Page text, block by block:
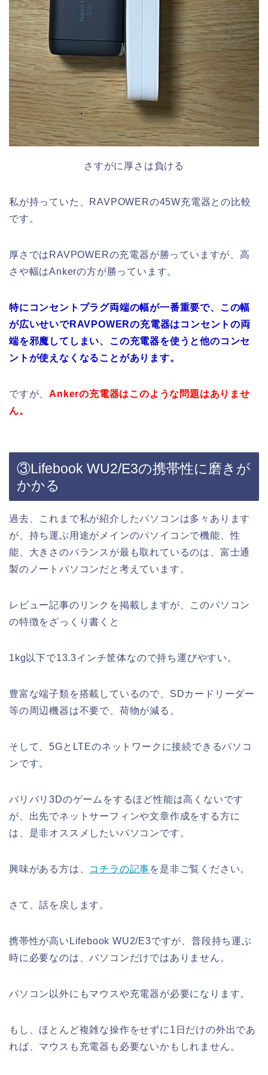
さすがに厚さは負ける
私が持っていた、RAVPOWERの45W充電器との比較
です。
厚さではRAVPOWERの充電器が勝っていますが、高
さや幅はAnkerの方が勝っています。
特にコンセントプラグ両端の幅が一番重要で、この幅
が広いせいでRAVPOWERの充電器はコンセントの両
端を邪魔してしまい、この充電器を使うと他のコンセ
ントが使えなくなることがあります。
ですが、Ankerの充電器はこのような問題はありませ
ん。
③Lifebook WU2/E3の携帯性に磨きが
かかる
過去、これまで私が紹介したパソコンは多々あります
が、持ち運ぶ用途がメインのパソイコンで機能、性
能、大きさのバランスが最も取れているのは、富士通
製のノートパソコンだと考えています。
レビュー記事のリンクを掲載しますが、このパソコン
の特徴をざっくり書くと
1kg以下で13.3インチ筐体なので持ち運びやすい。
豊富な端子類を搭載しているので、SDカードリーダー
等の周辺機器は不要で、荷物が減る。
そして、5GとLTEのネットワークに接続できるパソコ
ンです。
バリバリ3Dのゲームをするほど性能は高くないです
が、出先でネットサーフィンや文章作成をする方に
は、是非オススメしたいパソコンです。
興味がある方は、 コチラの記事を是非ご覧ください。
さて、話を戻します。
携帯性が高いLifebook WU2/E3ですが、普段持ち運ぶ
時に必要なのは、パソコンだけではありません。
パソコン以外にもマウスや充電器が必要になります。
もし、ほとんど複雑な操作をせずに1日だけの外出であ
れば、マウスも充電器も必要ないかもしれません。